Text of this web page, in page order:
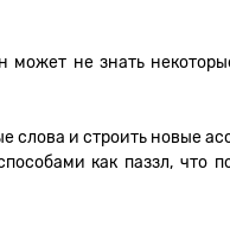
не знать
слова и строить новые
как паззл,